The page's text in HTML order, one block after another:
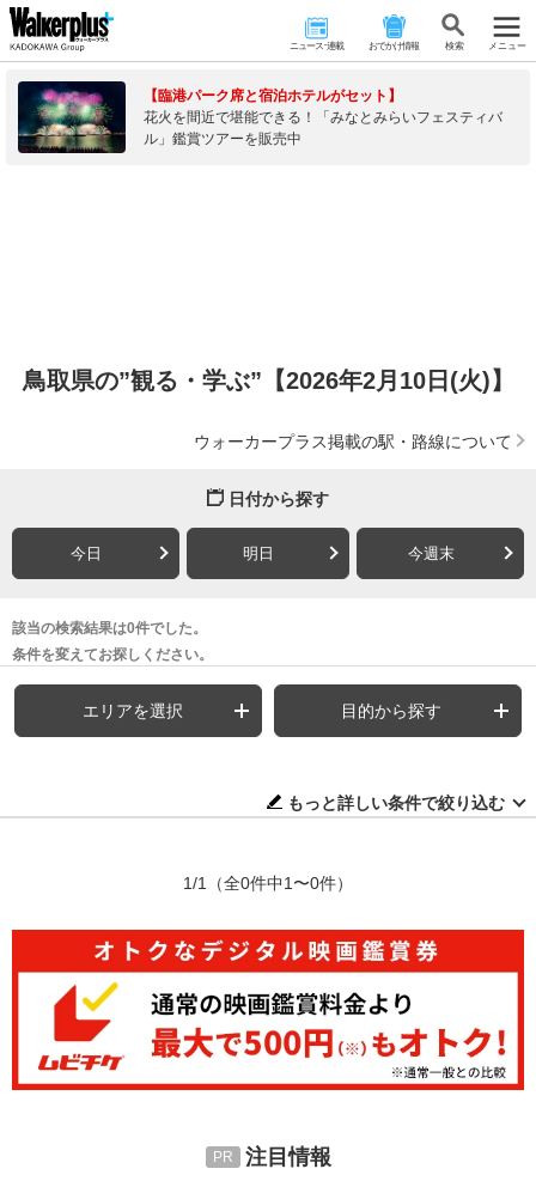
ニュース･連載 おでかけ情報 検 索 メニュー
【臨港パーク席と宿泊ホテルがセット】
花火を間近で堪能できる！「みなとみらいフェスティバ
ル」鑑賞ツアーを販売中
鳥取県の”観る・学ぶ”【2026年2月10日(火)】
ウォーカープラス掲載の駅・路線について
日付から探す
今日 明日 今週末
該当の検索結果は0件でした。
条件を変えてお探しください。
エリアを選択 目的から探す
もっと詳しい条件で絞り込む
1/1 （全0件中1〜0件）
注目情報